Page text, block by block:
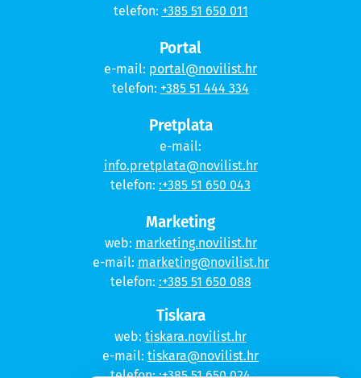
telefon: +385 51 650 011
Portal
e-mail: portal@novilist.hr
telefon: +385 51 444 334
Pretplata
e-mail:
info.pretplata@novilist.hr
telefon: :+385 51 650 043
Marketing
web: marketing.novilist.hr
e-mail: marketing@novilist.hr
telefon: :+385 51 650 088
Tiskara
web: tiskara.novilist.hr
e-mail: tiskara@novilist.hr